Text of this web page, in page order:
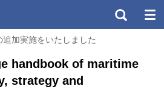
加実施をいたしました
handbook of maritime
strategy and